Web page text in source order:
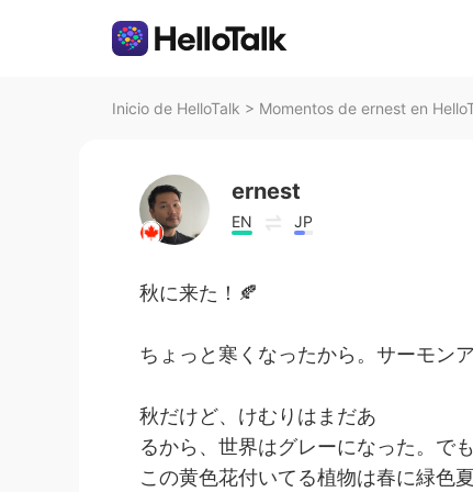
Inicio de HelloTalk > Momentos de ernest en
ernest
EN JP
秋に来た！🍂
ちょっと寒くなったから。サーモン
秋だけど、けむりはまだあ
るから、世界はグレーになった。で
この黄色花付いてる植物は春に緑色